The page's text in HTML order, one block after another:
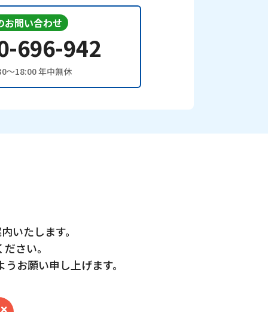
お問い合わせ
696-942
〜18:00 年中無休
いたします。
さい。
お願い申し上げます。